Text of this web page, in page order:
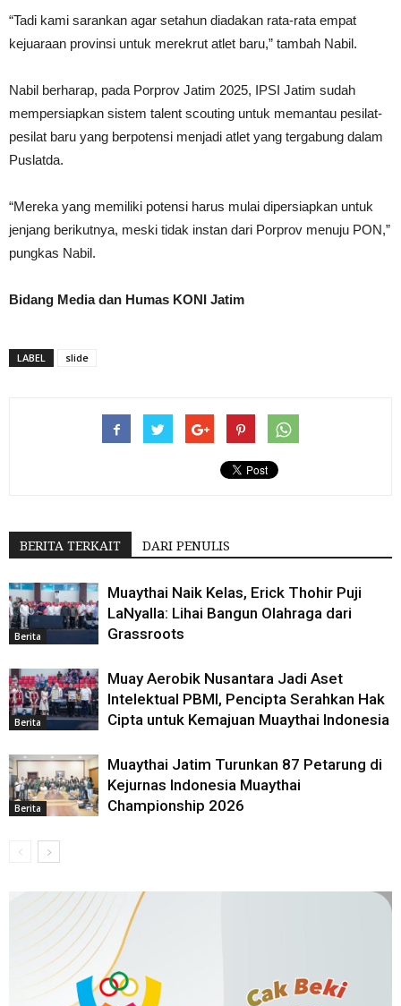
“Tadi kami sarankan agar setahun diadakan rata-rata empat
kejuaraan provinsi untuk merekrut atlet baru,” tambah Nabil.
Nabil berharap, pada Porprov Jatim 2025, IPSI Jatim sudah
mempersiapkan sistem talent scouting untuk memantau pesilat-
pesilat baru yang berpotensi menjadi atlet yang tergabung dalam
Puslatda.
“Mereka yang memiliki potensi harus mulai dipersiapkan untuk
jenjang berikutnya, meski tidak instan dari Porprov menuju PON,”
pungkas Nabil.
Bidang Media dan Humas KONI Jatim
LABEL slide
BERITA TERKAIT DARI PENULIS
Berita
Muaythai Naik Kelas, Erick Thohir Puji
LaNyalla: Lihai Bangun Olahraga dari
Grassroots
Berita
Muay Aerobik Nusantara Jadi Aset
Intelektual PBMI, Pencipta Serahkan Hak
Cipta untuk Kemajuan Muaythai Indonesia
Berita
Muaythai Jatim Turunkan 87 Petarung di
Kejurnas Indonesia Muaythai
Championship 2026